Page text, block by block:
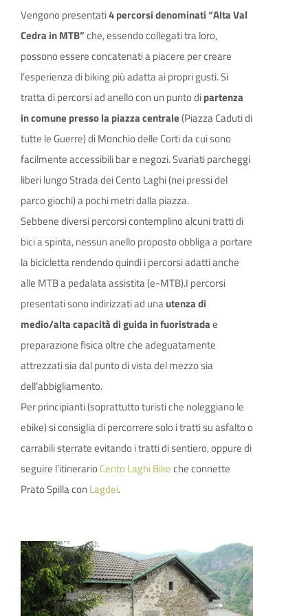
Vengono presentati4 percorsi denominati “Alta Val
Cedra in MTB”che, essendo collegati tra loro,
possono essere concatenati a piacere per creare
l’esperienza di biking più adatta ai propri gusti. Si
tratta di percorsi ad anello con un punto dipartenza
in comune presso la piazza centrale(Piazza Caduti di
tutte le Guerre) di Monchio delle Corti da cui sono
facilmente accessibili bar e negozi. Svariati parcheggi
liberi lungo Strada dei Cento Laghi (nei pressi del
parco giochi) a pochi metri dalla piazza.
Sebbene diversi percorsi contemplino alcuni tratti di
bici a spinta, nessun anello proposto obbliga a portare
la bicicletta rendendo quindi i percorsi adatti anche
alle MTB a pedalata assistita (e-MTB).I percorsi
presentati sono indirizzati ad unautenza di
medio/alta capacità di guida in fuoristradae
preparazione fisica oltre che adeguatamente
attrezzati sia dal punto di vista del mezzo sia
dell’abbigliamento.
Per principianti (soprattutto turisti che noleggiano le
ebike) si consiglia di percorrere solo i tratti su asfalto o
carrabili sterrate evitando i tratti di sentiero, oppure di
seguire l’itinerarioCento Laghi Bikeche connette
Prato Spilla con Lagdei.